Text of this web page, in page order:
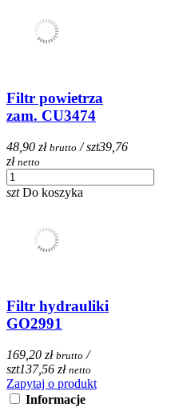
Filtr powietrza
zam. CU3474
48,90 zł brutto / szt39,76
zł netto
szt Do koszyka
Filtr hydrauliki
GO2991
169,20 zł brutto /
szt137,56 zł netto
Zapytaj o produkt
Informacje